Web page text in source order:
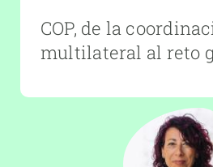
COP, de la
multilateral al reto